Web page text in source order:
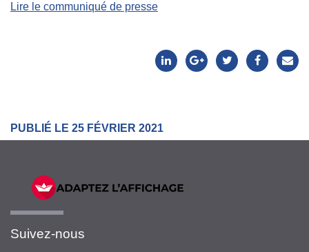
Lire le communiqué de presse
PUBLIÉ LE 25 FÉVRIER 2021
Suivez-nous